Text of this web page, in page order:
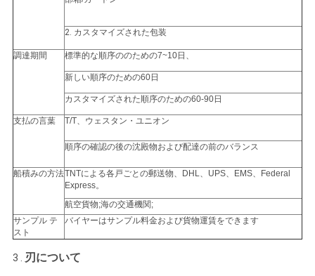
図
PRIVACY
POLICY
2. カスタマイズされた包装
調達期間 標準的な順序ののための7~10日、
新しい順序のための60日
カスタマイズされた順序のための60-90日
支払の言葉 T/T、ウェスタン・ユニオン
順序の確認の後の沈殿物および配達の前のバランス
船積みの方法TNTによる各戸ごとの郵送物、DHL、UPS、EMS、Federal
Express。
航空貨物;海の交通機関;
サンプル テ
スト
バイヤーはサンプル料金および貨物運賃をできます
3 . 刃について